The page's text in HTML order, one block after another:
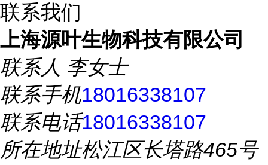
联系我们
上海源叶生物科技有限公司
联系人 李女士
联系手机18016338107
联系电话18016338107
所在地址松江区长塔路465号